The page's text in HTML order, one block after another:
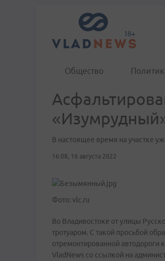
Общество
В настоящее время на участке
16:08, 16 августа 2022
Фото: vlc.ru
Во Владивостоке от улицы
тротуаром. С такой просьбой
отремонтированной
VladNews со ссылкой на